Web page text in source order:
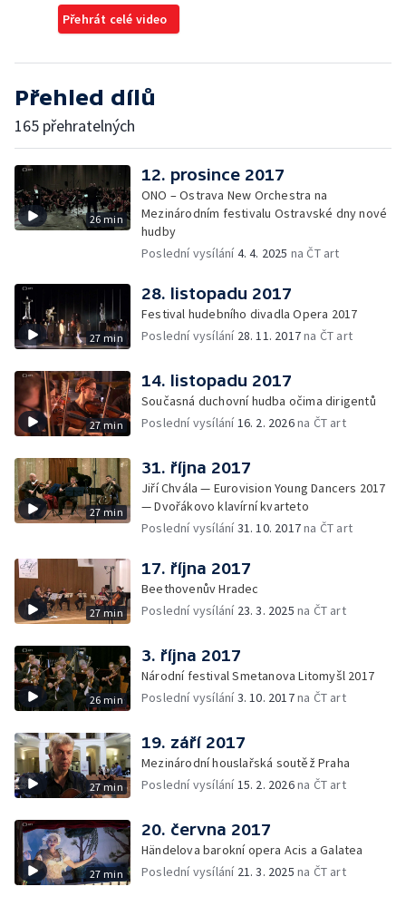
Přehrát celé video
Přehled dílů
165 přehratelných
26 min
12. prosince 2017
ONO – Ostrava New Orchestra na
Mezinárodním festivalu Ostravské dny nové
hudby
Poslední vysílání4. 4. 2025 na ČT art
27 min
28. listopadu 2017
Festival hudebního divadla Opera 2017
Poslední vysílání 28. 11. 2017na ČT art
27 min
14. listopadu 2017
Současná duchovní hudba očima dirigentů
Poslední vysílání16. 2. 2026na ČT art
27 min
31. října 2017
Jiří Chvála — Eurovision Young Dancers 2017
— Dvořákovo klavírní kvarteto
Poslední vysílání31. 10. 2017na ČT art
27 min
17. října 2017
Beethovenův Hradec
Poslední vysílání 23. 3. 2025 na ČT art
26 min
3. října 2017
Národní festival Smetanova Litomyšl 2017
Poslední vysílání3. 10. 2017na ČT art
27 min
19. září 2017
Mezinárodní houslařská soutěž Praha
Poslední vysílání15. 2. 2026na ČT art
27 min
20. června 2017
Händelova barokní opera Acis a Galatea
Poslední vysílání 21. 3. 2025 na ČT art